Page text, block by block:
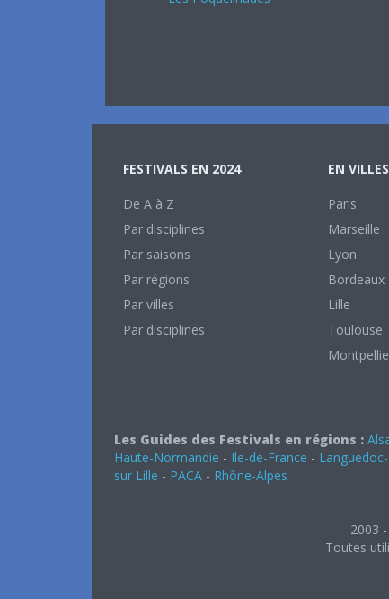
FESTIVALS EN 2024
De A à Z
Par disciplines
Par saisons
Par régions
Par villes
Par disciplines
EN VILLES
Paris
Marseille
Lyon
Bordeaux
Lille
Toulouse
Les Guides des Festivals en régions :
Haute-Normandie - Ile-de-France -
sur Lille - PACA - Rhône-Alpes
2003
Toutes